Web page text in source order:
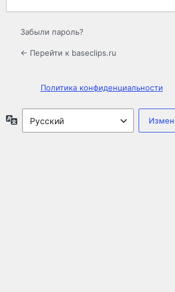
Забыли пароль?
← Перейти к baseclips.ru
Политика конфиденциальности
Язык